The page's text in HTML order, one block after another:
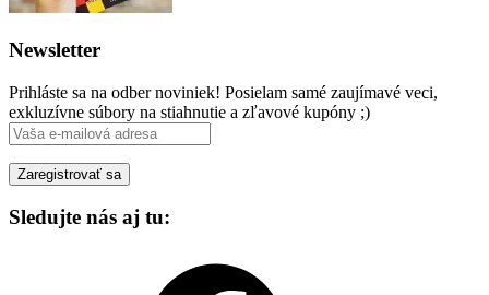
Newsletter
Prihláste sa na odber noviniek! Posielam samé zaujímavé veci,
exkluzívne súbory na stiahnutie a zľavové kupóny ;)
Sledujte nás aj tu: